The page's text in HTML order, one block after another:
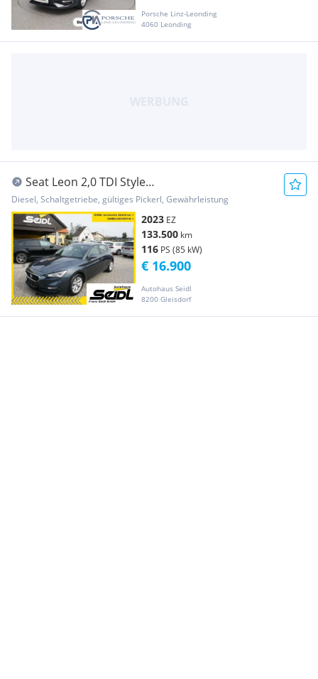
Porsche Linz-Leonding
4060 Leonding
Seat Leon 2,0 TDI Style
*2023er+VIRTUAL+NAVI*
Diesel, Schaltgetriebe, gültiges Pickerl, Gewährleistung
2023 EZ
133.500 km
116 PS (85 kW)
Autohaus Seidl
8200 Gleisdorf
€ 16.900